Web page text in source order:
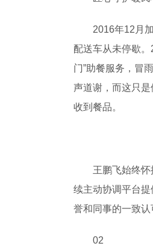
2016年12月加
配送车从未停歇
门”助餐服务，冒
声道谢，而这只
收到餐品。
王鹏飞始终怀揣
续主动协调平台
誉和同事的一致认
02